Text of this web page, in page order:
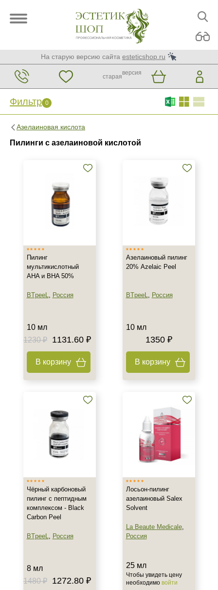
На старую версию сайта esteticshop.ru
старая
версия
Фильтр 0
Азелаиновая кислота
Пилинги с азелаиновой кислотой
Фильтр 0
Тип товара
Лосьон
Пилинг
Тип пилинга
Азелаиновый
Мультикислотный
Поверхностно-срединный
Домашняя
Профессиональная
Обезвоженная
Поврежденная
Назначение против
Пилинг
мультикислотный
AHA и BHA 50%
BTpeeL, Россия
10 мл
1230 ₽
1131.60 ₽
В корзину
Азелаиновый пилинг
20% Azelaic Peel
BTpeeL, Россия
10 мл
1350 ₽
В корзину
Чёрный карбоновый
пилинг с пептидным
комплексом - Black
Carbon Peel
BTpeeL, Россия
8 мл
1480 ₽
1272.80 ₽
Лосьон-пилинг
азелаиновый Salex
Solvent
La Beaute Medicale,
Россия
25 мл
Чтобы увидеть цену
необходимо войти